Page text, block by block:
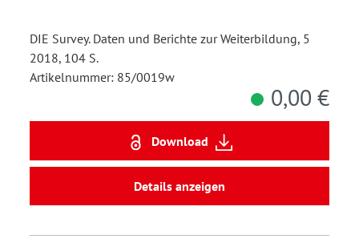
DIE Survey. Daten und Berichte zur Weiterbildung, 5
2018, 104 S.
Artikelnummer: 85/0019w
0,00 €
Download
Details anzeigen